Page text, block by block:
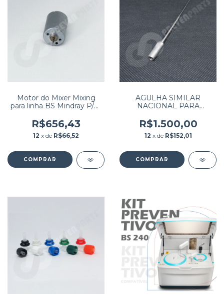
Motor do Mixer Mixing
para linha BS Mindray P/N:
BA10-00023-00
R$656,43
12 x de R$66,52
AGULHA SIMILAR
NACIONAL PARA
25
R$1.500,00
12 x de R$152,01